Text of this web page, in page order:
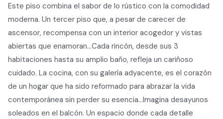
Este piso combina el sabor de lo rústico con la comodidad
moderna. Un tercer piso que, a pesar de carecer de
ascensor, recompensa con un interior acogedor y vistas
abiertas que enamoran...Cada rincón, desde sus 3
habitaciones hasta su amplio baño, refleja un cariñoso
cuidado. La cocina, con su galería adyacente, es el corazón
de un hogar que ha sido reformado para abrazar la vida
contemporánea sin perder su esencia...Imagina desayunos
soleados en el balcón. Un espacio donde cada detalle